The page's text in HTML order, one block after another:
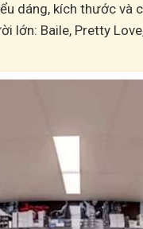
dáng, kích thước và
Baile, Pretty